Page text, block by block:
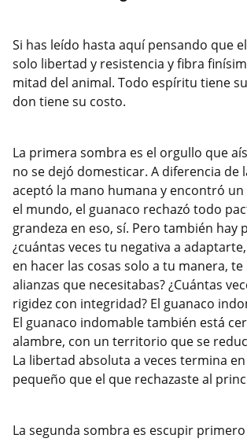
Si has leído hasta aquí pensando que
solo libertad y resistencia y fibra
mitad del animal. Todo espíritu tiene
don tiene su costo.
La primera sombra es el orgullo que
no se dejó domesticar. A diferencia de
aceptó la mano humana y encontró
el mundo, el guanaco rechazó todo
grandeza en eso, sí. Pero también hay
¿cuántas veces tu negativa a
en hacer las cosas solo a tu manera,
alianzas que necesitabas? ¿Cuántas
rigidez con integridad? El guanaco
El guanaco indomable también está
alambre, con un territorio que se
La libertad absoluta a veces termina
pequeño que el que rechazaste al
La segunda sombra es escupir